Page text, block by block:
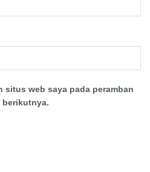
situs web saya pada peramban
berikutnya.